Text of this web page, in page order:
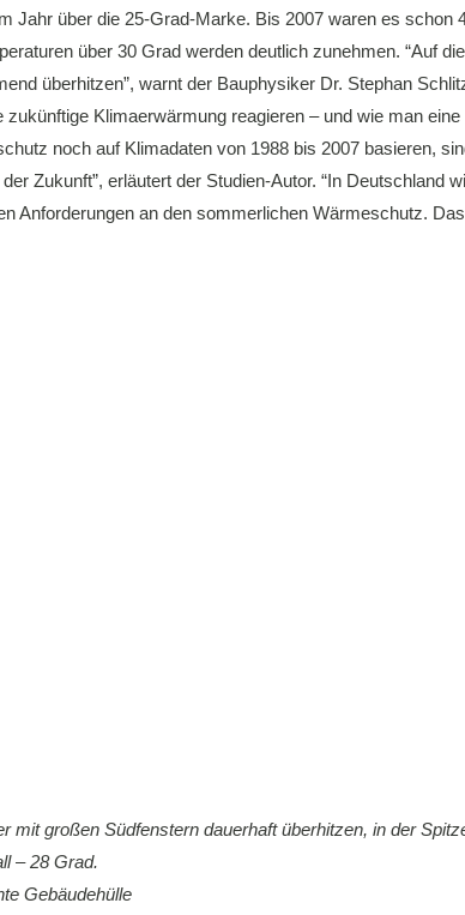
über die 25-Grad-Marke. Bis 2007 waren es schon
über 30 Grad werden deutlich zunehmen. “Auf
überhitzen”, warnt der Bauphysiker Dr. Stephan
Klimaerwärmung reagieren – und wie man
noch auf Klimadaten von 1988 bis 2007 basieren,
Zukunft”, erläutert der Studien-Autor. “In Deutschland
Anforderungen an den sommerlichen Wärmeschutz.
großen Südfenstern dauerhaft überhitzen, in der
– 28 Grad.
Gebäudehülle